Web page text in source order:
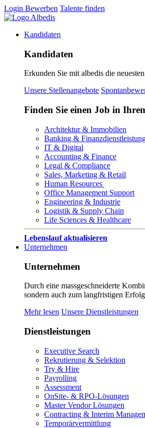
Login Bewerben Talente finden
Kandidaten
Kandidaten
Erkunden Sie mit albedis die
Unsere Stellenangebote
Finden Sie einen Job in
Architektur & Immobilien
Banking &
IT & Digital
Accounting & Finance
Legal & Compliance
Sales, Marketing & Retail
Human Resources
Office Management Support
Engineering & Industrie
Logistik & Supply Chain
Life Sciences & Healthcare
Lebenslauf aktualisieren
Unternehmen
Unternehmen
Durch eine massgeschneiderte
sondern auch zum langfristigen
Mehr lesen Unsere Dienstleistungen
Dienstleistungen
Executive Search
Rekrutierung & Selektion
Try & Hire
Payrolling
Assessment
OnSite- & RPO-Lösungen
Master Vendor Lösungen
Contracting & Interim
Temporärvermittlung